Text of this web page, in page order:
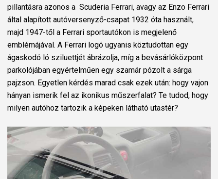
pillantásra azonos a Scuderia Ferrari, avagy az Enzo Ferrari
által alapított autóversenyző-csapat 1932 óta használt,
majd 1947-től a Ferrari sportautókon is megjelenő
emblémájával. A Ferrari logó ugyanis köztudottan egy
ágaskodó ló sziluettjét ábrázolja, míg a bevásárlóközpont
parkolójában egyértelműen egy szamár pózolt a sárga
pajzson. Egyetlen kérdés marad csak ezek után: hogy vajon
hányan ismerik fel az ikonikus műszerfalat? Te tudod, hogy
milyen autóhoz tartozik a képeken látható utastér?